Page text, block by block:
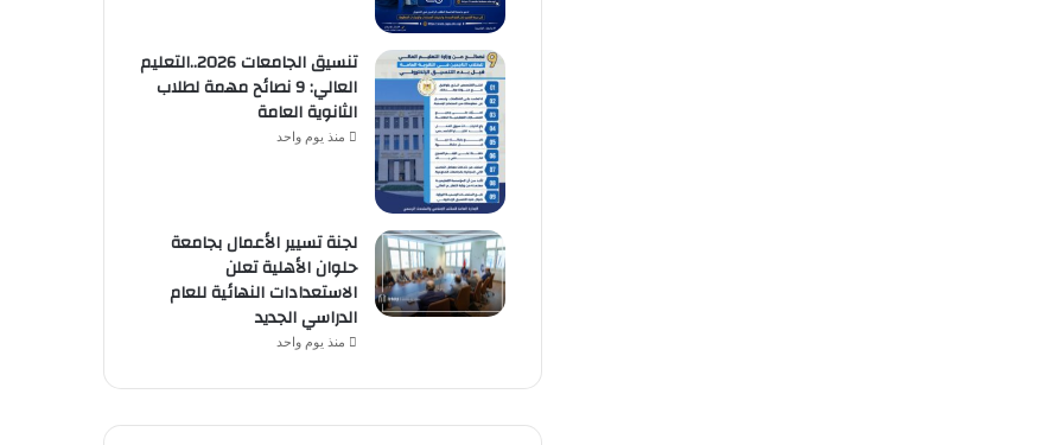
تنسيق الجامعات 2026..التعليم
العالي: 9 نصائح مهمة لطلاب
الثانوية العامة
منذ يوم واحد
لجنة تسيير الأعمال بجامعة
حلوان الأهلية تعلن
الاستعدادات النهائية للعام
الدراسي الجديد
منذ يوم واحد